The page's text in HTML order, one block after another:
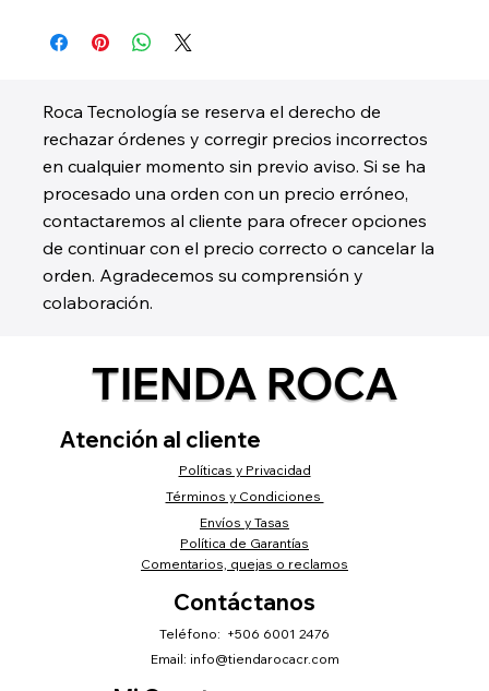
Roca Tecnología se reserva el derecho de
rechazar órdenes y corregir precios incorrectos
en cualquier momento sin previo aviso. Si se ha
procesado una orden con un precio erróneo,
contactaremos al cliente para ofrecer opciones
de continuar con el precio correcto o cancelar la
orden. Agradecemos su comprensión y
colaboración.
TIENDA ROCA
Atención al cliente
Políticas y Privacidad
Términos y Condiciones
Envíos y Tasas
Política de Garantías
Comentarios, quejas o reclamos
Contáctanos
Teléfono: +506 6001 2476
Email: info@tiendarocacr.com